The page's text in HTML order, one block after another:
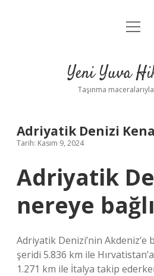
Anasayfa
Yasal
menüyü
Yeni Yuva
Taşınma
Adriyatik Denizi
Tarih: Kasım 9, 2024
Adriyatik
nereye
Adriyatik Denizi’nin Akdeniz’e
şeridi 5.836 km ile
1.271 km ile İtalya takip